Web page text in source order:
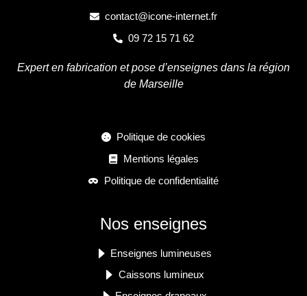
contact@icone-internet.fr
09 72 15 71 62
Expert en fabrication et pose d’enseignes dans la région
de Marseille
Politique de cookies
Mentions légales
Politique de confidentialité
Nos enseignes
Enseignes lumineuses
Caissons lumineux